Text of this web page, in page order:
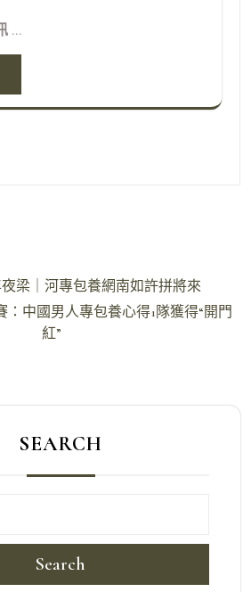
...
梁｜河專包養網南如許拼將來
：中國男人專包養心得1隊獲得“開門
紅”
SEARCH
Search